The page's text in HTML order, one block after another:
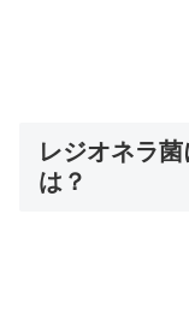
レジオネラ
は？